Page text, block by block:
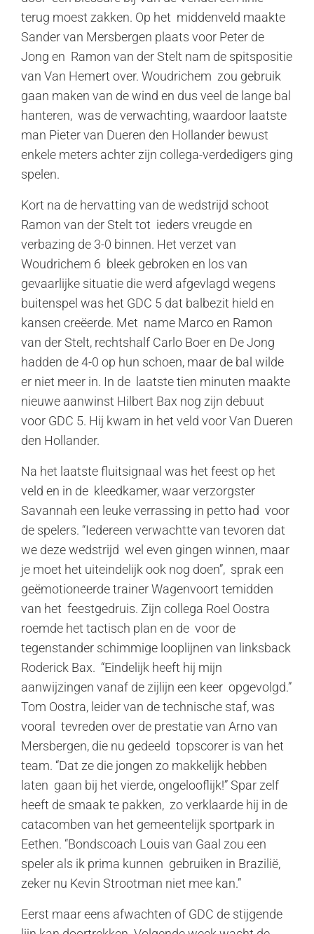
terug moest zakken. Op het middenveld maakte
Sander van Mersbergen plaats voor Peter de
Jong en Ramon van der Stelt nam de spitspositie
van Van Hemert over. Woudrichem zou gebruik
gaan maken van de wind en dus veel de lange bal
hanteren, was de verwachting, waardoor laatste
man Pieter van Dueren den Hollander bewust
enkele meters achter zijn collega-verdedigers ging
spelen.
Kort na de hervatting van de wedstrijd schoot
Ramon van der Stelt tot ieders vreugde en
verbazing de 3-0 binnen. Het verzet van
Woudrichem 6 bleek gebroken en los van
gevaarlijke situatie die werd afgevlagd wegens
buitenspel was het GDC 5 dat balbezit hield en
kansen creëerde. Met name Marco en Ramon
van der Stelt, rechtshalf Carlo Boer en De Jong
hadden de 4-0 op hun schoen, maar de bal wilde
er niet meer in. In de laatste tien minuten maakte
nieuwe aanwinst Hilbert Bax nog zijn debuut
voor GDC 5. Hij kwam in het veld voor Van Dueren
den Hollander.
Na het laatste fluitsignaal was het feest op het
veld en in de kleedkamer, waar verzorgster
Savannah een leuke verrassing in petto had voor
de spelers. “Iedereen verwachtte van tevoren dat
we deze wedstrijd wel even gingen winnen, maar
je moet het uiteindelijk ook nog doen”, sprak een
geëmotioneerde trainer Wagenvoort temidden
van het feestgedruis. Zijn collega Roel Oostra
roemde het tactisch plan en de voor de
tegenstander schimmige looplijnen van linksback
Roderick Bax. “Eindelijk heeft hij mijn
aanwijzingen vanaf de zijlijn een keer opgevolgd.”
Tom Oostra, leider van de technische staf, was
vooral tevreden over de prestatie van Arno van
Mersbergen, die nu gedeeld topscorer is van het
team. “Dat ze die jongen zo makkelijk hebben
laten gaan bij het vierde, ongelooflijk!” Spar zelf
heeft de smaak te pakken, zo verklaarde hij in de
catacomben van het gemeentelijk sportpark in
Eethen. “Bondscoach Louis van Gaal zou een
speler als ik prima kunnen gebruiken in Brazilië,
zeker nu Kevin Strootman niet mee kan.”
Eerst maar eens afwachten of GDC de stijgende